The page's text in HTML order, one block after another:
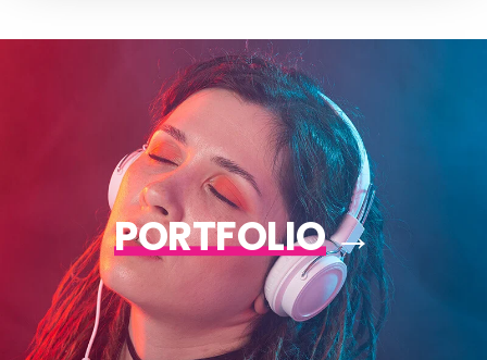
PORTFOLIO→